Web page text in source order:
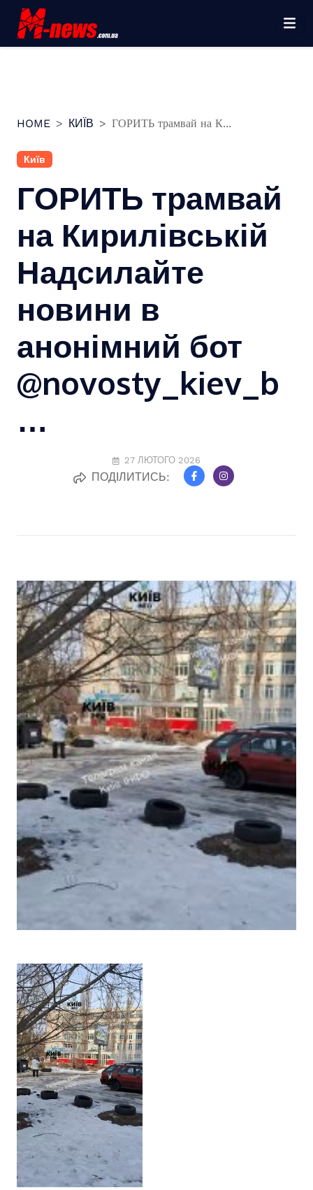
Перейти
вмісту
HOME КИЇВ ГОРИТЬ трамвай на К...
Київ
ГОРИТЬ трамвай
на Кирилівськійㅤ
Надсилайте
новини в
анонімний бот
@novosty_kiev_b
…
27 ЛЮТОГО 2026
ПОДІЛИТИСЬ: